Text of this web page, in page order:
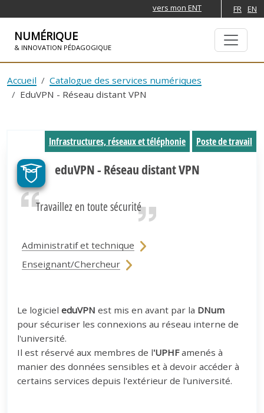
vers mon ENT FR EN
NUMÉRIQUE
& INNOVATION PÉDAGOGIQUE
Accueil
Catalogue des services numériques
EduVPN - Réseau distant VPN
eduVPN - Réseau distant VPN
Travaillez en toute sécurité
Infrastructures, réseaux et téléphonie Poste de travail
Administratif et technique
Enseignant/Chercheur
Le logicieleduVPN est mis en avant par la DNum
pour sécuriser les connexions au réseau interne de
l'université.
Il est réservé aux membres de l'UPHFamenés à
manier des données sensibles et à devoir accéder à
certains services depuis l'extérieur de l'université.